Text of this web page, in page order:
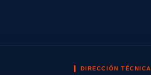
DIRECCIÓN TÉCNICA